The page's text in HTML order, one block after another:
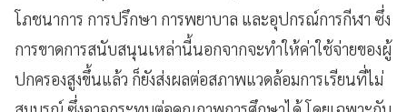
โภชนาการ การปรึกษา การพยาบาล และอุปกรณ์การกีฬา ซึ่ง
การขาดการสนับสนุนเหล่านี้นอกจากจะทำให้ค่าใช้จ่ายของผู้
ปกครองสูงขึ้นแล้ว ก็ยังส่งผลต่อสภาพแวดล้อมการเรียนที่ไม่